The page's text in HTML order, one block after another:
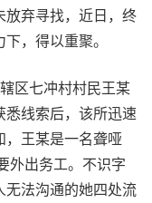
弃寻找，近日，终
，得以重聚。
区七冲村村民王某
悉线索后，该所迅速
王某是一名聋哑
外出务工。不识字
无法沟通的她四处流